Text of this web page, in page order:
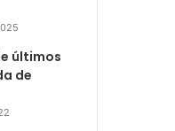
últimos
de